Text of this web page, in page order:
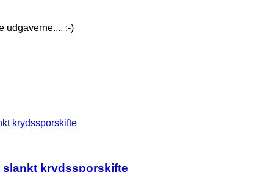
udgaverne.... :-)
krydssporskifte
slankt krydssporskifte